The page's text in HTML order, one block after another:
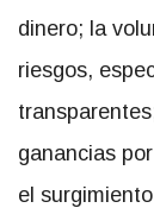
dinero; la
riesgos,
ganancias
el